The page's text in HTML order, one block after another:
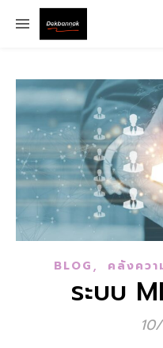
BLOG, คลังควา
ระบบ